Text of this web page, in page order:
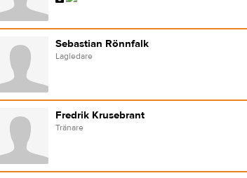
Sebastian Rönnfalk
Lagledare
Fredrik Krusebrant
Tränare